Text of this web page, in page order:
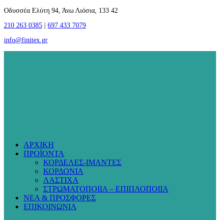
Οδυσσέα Ελύτη 94, Άνω Λιόσια, 133 42
210 263 0385
697 433 7079
info@finitex.gr
ΑΡΧΙΚΗ
ΠΡΟΪΟΝΤΑ
ΚΟΡΔΕΛΕΣ-ΙΜΑΝΤΕΣ
ΚΟΡΔΟΝΙΑ
ΛΑΣΤΙΧΑ
ΣΤΡΩΜΑΤΟΠΟΙΙΑ – ΕΠΙΠΛΟΠΟΙΙΑ
ΝΕΑ & ΠΡΟΣΦΟΡΕΣ
ΕΠΙΚΟΙΝΩΝΙΑ